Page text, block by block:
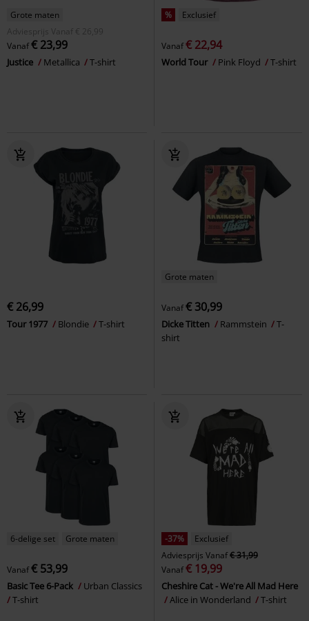
Grote maten
Adviesprijs
Vanaf € 26,99
Vanaf€ 23,99
Justice Metallica T-shirt
% Exclusief
Vanaf€ 22,94
World Tour Pink Floyd T-shirt
€ 26,99
Tour 1977 Blondie T-shirt
Grote maten
Vanaf€ 30,99
Dicke Titten Rammstein
T-
shirt
6-delige set Grote maten
Vanaf€ 53,99
Basic Tee 6-Pack
Urban Classics
T-shirt
-37%
Exclusief
Adviesprijs Vanaf€ 31,99
Vanaf€ 19,99
Cheshire Cat - We're All Mad Here
Alice in Wonderland
T-shirt